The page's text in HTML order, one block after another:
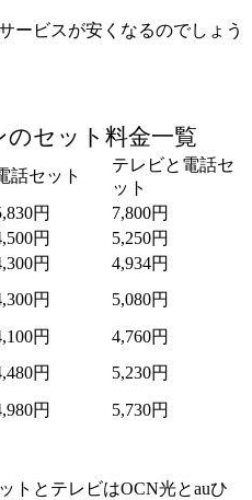
ービスが安くなるのでしょう
セット料金一覧
話セット
テレビと電話セ
ット
円
7,800円
円
5,250円
円
4,934円
円
5,080円
円
4,760円
円
5,230円
円 5,730円
トとテレビはOCN光とauひ